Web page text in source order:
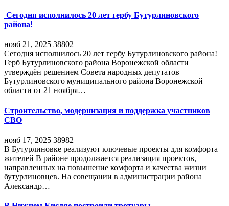
Сегодня исполнилось 20 лет гербу Бутурлиновского
района!
нояб 21, 2025 38802
Сегодня исполнилось 20 лет гербу Бутурлиновского района!
Герб Бутурлиновского района Воронежской области
утверждён решением Совета народных депутатов
Бутурлиновского муниципального района Воронежской
области от 21 ноября…
Строительство, модернизация и поддержка участников
СВО
нояб 17, 2025 38982
В Бутурлиновке реализуют ключевые проекты для комфорта
жителей В районе продолжается реализация проектов,
направленных на повышение комфорта и качества жизни
бутурлиновцев. На совещании в администрации района
Александр…